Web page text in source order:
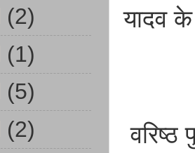
यादव
(2)
(1)
(5)
(2)